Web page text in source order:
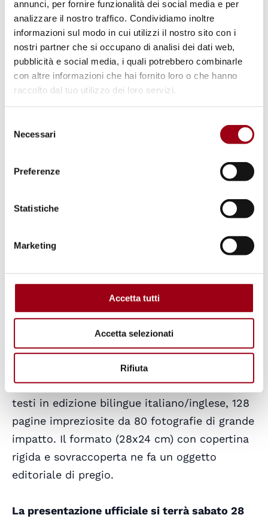
annunci, per fornire funzionalità dei social media e per
analizzare il nostro traffico. Condividiamo inoltre
informazioni sul modo in cui utilizzi il nostro sito con i
nostri partner che si occupano di analisi dei dati web,
pubblicità e social media, i quali potrebbero combinarle
con altre informazioni che hai fornito loro o che hanno
raccolto dal tuo utilizzo dei loro servizi.
delNecessari
Preferenze
Statistiche
Marketing
Accetta tutti
Accetta selezionati
Rifiuta
Nato ai piedi delle montagne pordenonesi, il
Livenza nel suo corso genera una ricchezza
eccezionale di habitat naturali. La zona umida
ospita una straordinaria varietà di specie
numerose specie animali, sia acquatiche che
Biotopo del Palù di Livenza, area protetta
anfibi, che qui hanno trovato condizioni
Come sottolinea Michele Zanetti, naturalista e
scrittore che firma la prefazione, "C'è
qualcosa nelle foto di Diana che suscita
nell'osservatore un forte impatto emozionale.
Qualcosa di assoluto, visto e percepito
raramente, l'assoluto naturale."
Il volume si articola in quattro capitoli con
testi in edizione bilingue italiano/inglese, 128
pagine impreziosite da 80 fotografie di grande
impatto. Il formato (28x24 cm) con copertina
rigida e sovraccoperta ne fa un oggetto
editoriale di pregio.
La presentazione ufficiale si terrà sabato 28